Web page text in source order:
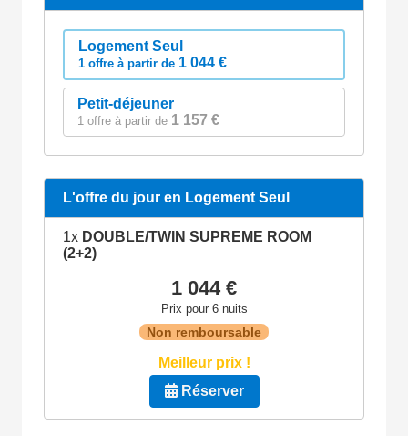
Logement Seul
1 offre à partir de 1 044 €
Petit-déjeuner
1 offre à partir de 1 157 €
L'offre du jour en Logement Seul
1x DOUBLE/TWIN SUPREME ROOM
(2+2)
1 044 €
Prix pour 6 nuits
Non remboursable
Meilleur prix !
Réserver